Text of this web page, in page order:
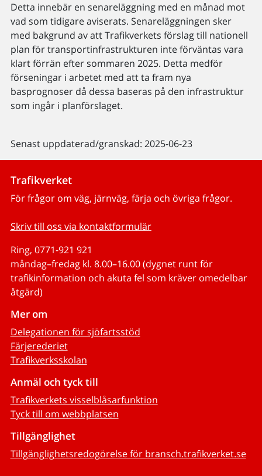
Detta innebär en senareläggning med en månad mot
vad som tidigare aviserats. Senareläggningen sker
med bakgrund av att Trafikverkets förslag till nationell
plan för transportinfrastrukturen inte förväntas vara
klart förrän efter sommaren 2025. Detta medför
förseningar i arbetet med att ta fram nya
basprognoser då dessa baseras på den infrastruktur
som ingår i planförslaget.
Senast uppdaterad/granskad: 2025-06-23
Trafikverket
För frågor om väg, järnväg, färja och övriga frågor.
Skriv till oss via kontaktformulär
Ring, 0771-921 921
måndag–fredag kl. 8.00–16.00 (dygnet runt för
trafikinformation och akuta fel som kräver omedelbar
åtgärd)
Mer om
Delegationen för sjöfartsstöd
Färjerederiet
Trafikverksskolan
Anmäl och tyck till
Trafikverkets visselblåsarfunktion
Tyck till om webbplatsen
Tillgänglighet
Tillgänglighetsredogörelse för bransch.trafikverket.se